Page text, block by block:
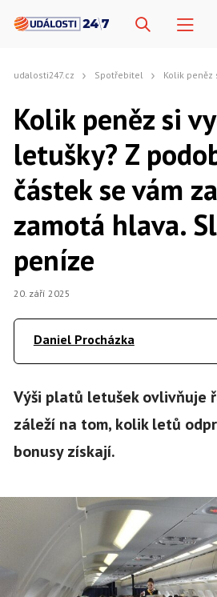
udalosti247.cz Spotřebitel Kolik peněz si vydělají
Kolik peněz si
letušky? Z
částek se vám
zamotá hlava.
peníze
20. září 2025
Daniel Procházka
Výši platů letušek ovlivňuje
záleží na tom, kolik letů
bonusy získají.